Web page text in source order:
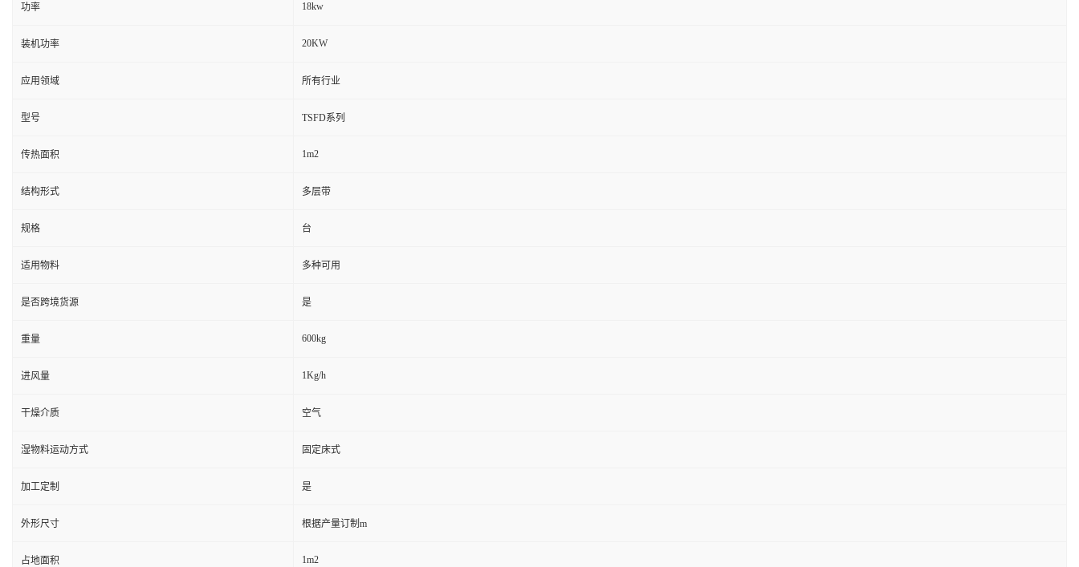
功率 18kw
装机功率 20KW
应用领域 所有行业
型号 TSFD系列
传热面积 1m2
结构形式 多层带
规格 台
适用物料 多种可用
是否跨境货源 是
重量 600kg
进风量 1Kg/h
干燥介质 空气
湿物料运动方式 固定床式
加工定制 是
外形尺寸 根据产量订制m
占地面积 1m2